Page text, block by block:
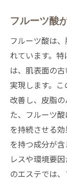
フルーツ酸
フルーツ酸は
れています。
は、肌表面の
実現します。
改善し、皮脂
た、フルーツ
を持続させる
を持つ成分が
レスや環境要
のエステでは